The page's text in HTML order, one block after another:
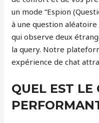
un mode “Espion
à une question aléatoire
qui observe deux
la query. Notre
expérience de chat
QUEL EST LE